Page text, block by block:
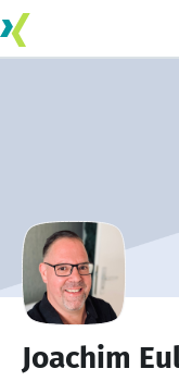
Joachim